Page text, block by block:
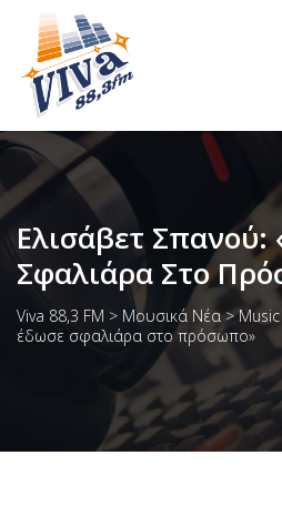
Ελισάβετ
Σφαλιάρα Στο
Viva 88,3 FM > Μουσικά Νέα>Music
έδωσε σφαλιάρα στο πρόσωπο»